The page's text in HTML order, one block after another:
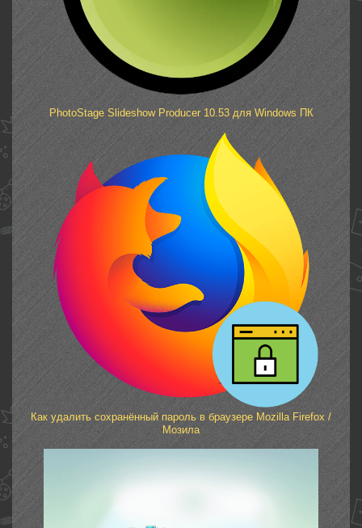
PhotoStage Slideshow Producer 10.53 для Windows ПК
Как удалить сохранённый пароль в браузере Mozilla Firefox /
Мозила